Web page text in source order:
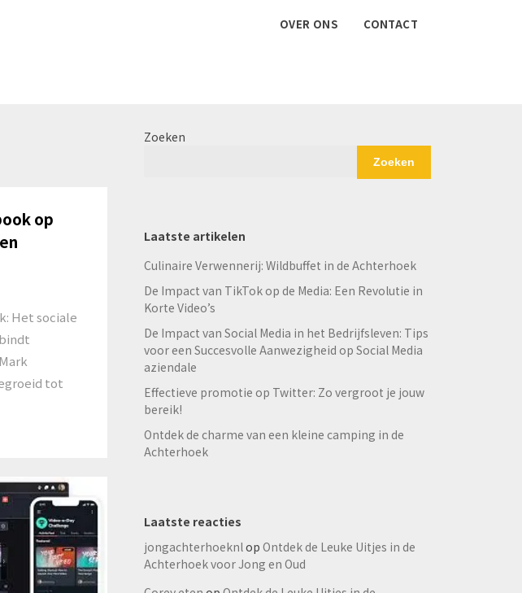
OVER ONS CONTACT
op
Het sociale
tot
Zoeken
Zoeken
Laatste artikelen
Culinaire Verwennerij: Wildbuffet in de Achterhoek
De Impact van TikTok op de Media: Een Revolutie in
Korte Video’s
De Impact van Social Media in het Bedrijfsleven: Tips
voor een Succesvolle Aanwezigheid op Social Media
aziendale
Effectieve promotie op Twitter: Zo vergroot je jouw
bereik!
Ontdek de charme van een kleine camping in de
Achterhoek
Laatste reacties
jongachterhoeknlop Ontdek de Leuke Uitjes in de
Achterhoek voor Jong en Oud